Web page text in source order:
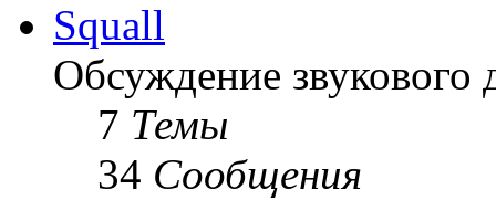
Squall
Обсуждение звукового
7 Темы
34 Сообщения